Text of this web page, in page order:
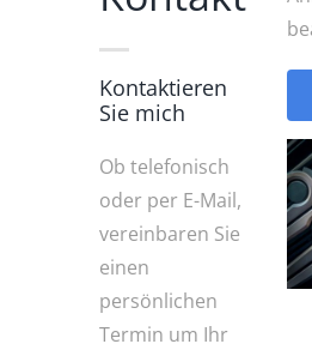
Kontaktieren
Sie mich
Ob telefonisch
oder per E-Mail,
vereinbaren Sie
einen
persönlichen
Termin um Ihr